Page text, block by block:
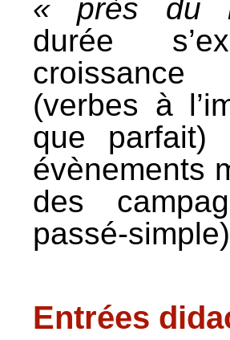
« près du
durée
(verbes à
que parfait)
évènements
des
passé-
Entrées